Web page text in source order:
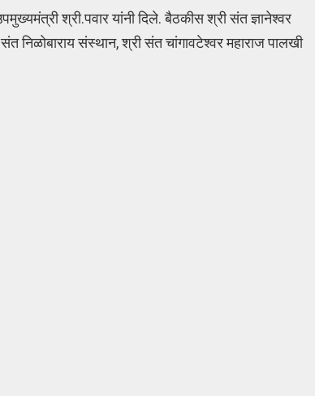
श्री.पवार यांनी दिले. बैठकीस श्री संत ज्ञानेश्वर
निळोबाराय संस्थान, श्री संत चांगावटेश्वर महाराज पालखी